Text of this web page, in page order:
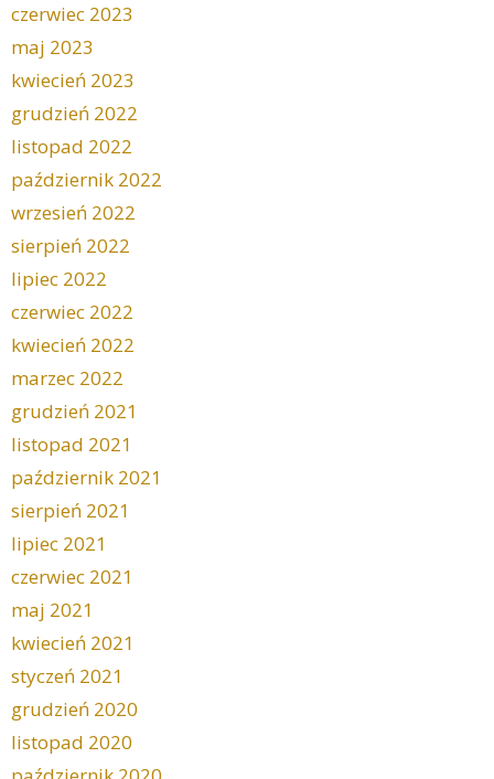
czerwiec 2023
maj 2023
kwiecień 2023
grudzień 2022
listopad 2022
październik 2022
wrzesień 2022
sierpień 2022
lipiec 2022
czerwiec 2022
kwiecień 2022
marzec 2022
grudzień 2021
listopad 2021
październik 2021
sierpień 2021
lipiec 2021
czerwiec 2021
maj 2021
kwiecień 2021
styczeń 2021
grudzień 2020
listopad 2020